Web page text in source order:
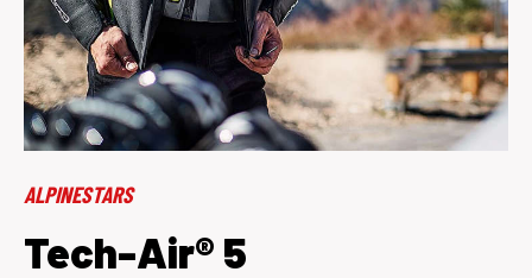
ALPINESTARS
Tech-Air® 5